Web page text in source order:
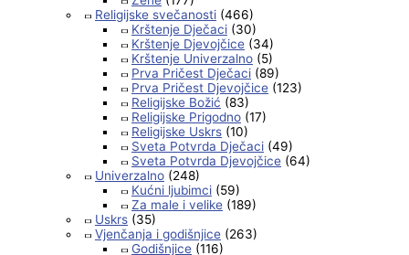
Religijske svečanosti (466)
Krštenje Dječaci (30)
Krštenje Djevojčice (34)
Krštenje Univerzalno (5)
Prva Pričest Dječaci (89)
Prva Pričest Djevojčice (123)
Religijske Božić (83)
Religijske Prigodno (17)
Religijske Uskrs (10)
Sveta Potvrda Dječaci (49)
Sveta Potvrda Djevojčice (64)
Univerzalno (248)
Kućni ljubimci (59)
Za male i velike (189)
Uskrs (35)
Vjenčanja i godišnjice (263)
Godišnjice (116)